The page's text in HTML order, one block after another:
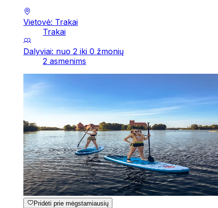
Vietovė: Trakai
Trakai
Dalyviai: nuo 2 iki 0 žmonių
2 asmenims
Pridėti prie mėgstamiausių